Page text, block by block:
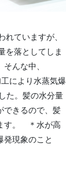
ていますが、
を落としてしま
んな中、
工により水蒸気爆
た。髪の水分量
できるので、髪
す。 ＊水が高
発現象のこと